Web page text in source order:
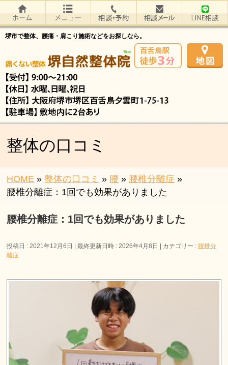
堺市で整体、腰痛・肩こり施術などをお探しなら。
整体の口コミ
HOME » 整体の口コミ » 腰 » 腰椎分離症 »
腰椎分離症：1回でも効果がありました
腰椎分離症：1回でも効果がありました
投稿日 : 2021年12月6日 最終更新日時 : 2026年4月8日 カテゴリー : 腰椎分
離症